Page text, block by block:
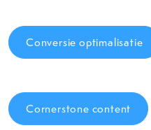
Conversie optimalisatie
Cornerstone content